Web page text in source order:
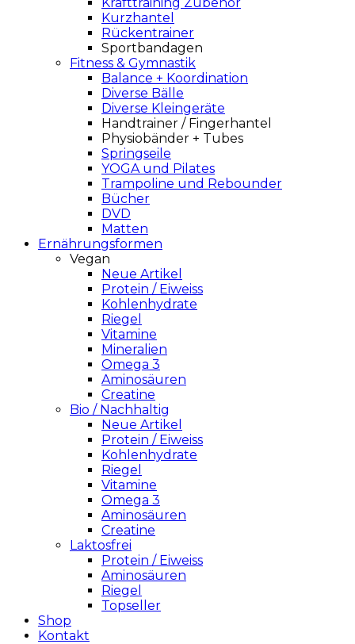
Kurzhantel
Rückentrainer
Sportbandagen
Fitness & Gymnastik
Balance + Koordination
Diverse Bälle
Diverse Kleingeräte
Handtrainer / Fingerhantel
Physiobänder + Tubes
Springseile
YOGA und Pilates
Trampoline und Rebounder
Bücher
DVD
Matten
Ernährungsformen
Vegan
Neue Artikel
Protein / Eiweiss
Kohlenhydrate
Riegel
Vitamine
Mineralien
Omega 3
Aminosäuren
Creatine
Bio / Nachhaltig
Neue Artikel
Protein / Eiweiss
Kohlenhydrate
Riegel
Vitamine
Omega 3
Aminosäuren
Creatine
Laktosfrei
Protein / Eiweiss
Aminosäuren
Riegel
Topseller
Shop
Kontakt